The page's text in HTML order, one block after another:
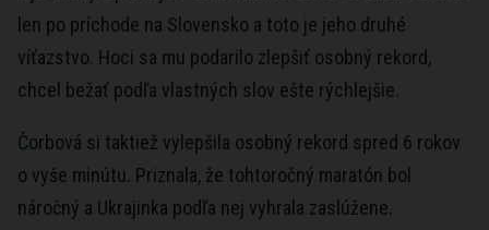
len po príchode na Slovensko a toto je jeho druhé
víťazstvo. Hoci sa mu podarilo zlepšiť osobný rekord,
chcel bežať podľa vlastných slov ešte rýchlejšie.
Čorbová si taktiež vylepšila osobný rekord spred 6 rokov
o vyše minútu. Priznala, že tohtoročný maratón bol
náročný a Ukrajinka podľa nej vyhrala zaslúžene.